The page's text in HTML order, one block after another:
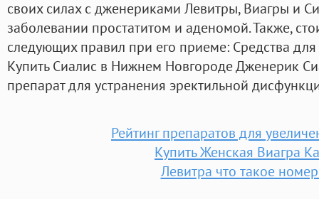
своих силах с дженериками Левитры, Виагры и
заболевании простатитом и аденомой. Также,
следующих правил при его приеме: Средства
Купить Сиалис в Нижнем Новгороде Дженерик
препарат для устранения эректильной
Рейтинг препаратов для
Купить Женская Виагра
Левитра что такое